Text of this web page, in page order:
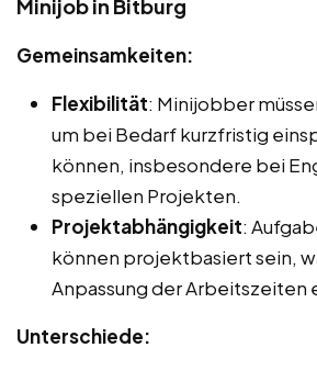
Minijob in Bitburg
Gemeinsamkeiten:
Flexibilität: Minijobber
um bei Bedarf kurzfristig
können, insbesondere bei
speziellen Projekten.
Projektabhängigkeit:
können projektbasiert sein,
Anpassung der Arbeitszeiten
Unterschiede: